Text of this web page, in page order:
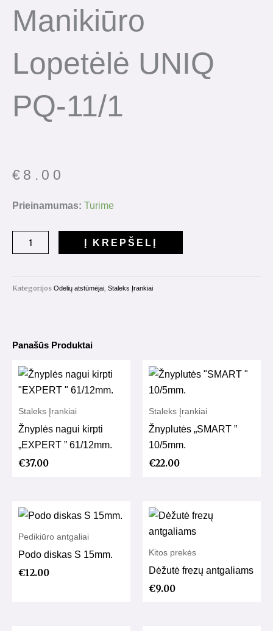
Manikiūro
Lopetėlė UNIQ
PQ-11/1
€ 8.00
Prieinamumas: Turime
produkto
lopetėlė
PQ-
Į KREPŠELĮ
Kategorijos Odelių atstūmėjai Staleks Įrankiai
Panašūs Produktai
Staleks Įrankiai
Žnyplės nagui kirpti
„EXPERT ” 61/12mm.
€37.00
Staleks Įrankiai
Žnyplutės „SMART ”
10/5mm.
€22.00
Pedikiūro antgaliai
Podo diskas S 15mm.
€12.00
Kitos prekės
Dėžutė frezų antgaliams
€9.00